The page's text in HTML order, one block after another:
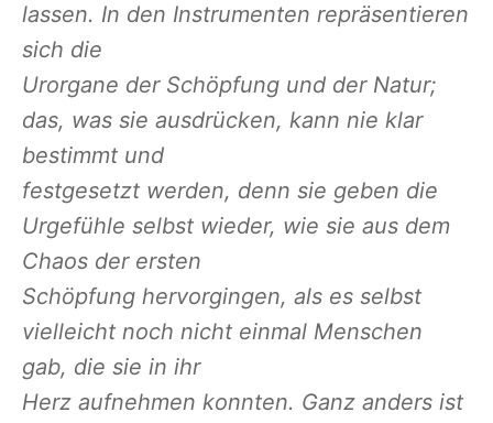
lassen. In den Instrumenten repräsentieren
sich die
Urorgane der Schöpfung und der Natur;
das, was sie ausdrücken, kann nie klar
bestimmt und
festgesetzt werden, denn sie geben die
Urgefühle selbst wieder, wie sie aus dem
Chaos der ersten
Schöpfung hervorgingen, als es selbst
vielleicht noch nicht einmal Menschen
gab, die sie in ihr
Herz aufnehmen konnten. Ganz anders ist